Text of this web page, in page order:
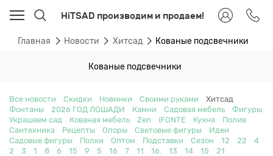
HiTSAD производим и продаем!
Главная Новости Хитсад Кованые подсвечники
Кованые подсвечники
Все новости Скидки Новинки Своими руками
Хитсад
Фонтаны
2026 ГОД ЛОШАДИ Камни Садовая мебель
Фигуры
Украшаем сад
Кованая мебель Zen iFONTE Кухня
Полив
Сантехника
Рецепты Опоры Световые фигуры
Идеи
Садовые фигуры
Полки Оптом Подставки Сезон 12 22
4
2
3 1 8 6 15 9 5 16 7 11 16. 13 14 15 21